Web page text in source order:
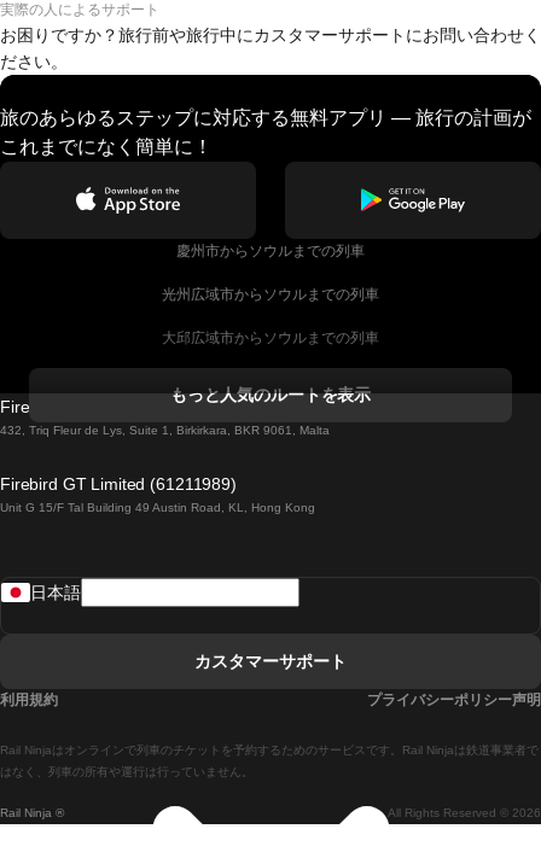
実際の人によるサポート
お困りですか？旅行前や旅行中にカスタマーサポートにお問い合わせく
ださい。
旅のあらゆるステップに対応する無料アプリ — 旅行の計画が
これまでになく簡単に！
慶州市からソウルまでの列車
光州広域市からソウルまでの列車
大邱広域市からソウルまでの列車
ダブリンからゴールウェイまでの列車
ローマからナポリまでの列車
マドリードからセビリアまでの列車
マドリードからアリカンテまでの列車
もっと人気のルートを表示
Firebird GT Limited (OC 1451)
432, Triq Fleur de Lys, Suite 1, Birkirkara, BKR 9061, Malta
Firebird GT Limited (61211989)
Unit G 15/F Tal Building 49 Austin Road, KL, Hong Kong
Rail Ninja ® All Rights Reserved © 2026
Rail Ninjaはオンラインで列車のチケットを予約するためのサービスです。Rail Ninjaは鉄道事業者で
はなく、列車の所有や運行は行っていません。
日本語
カスタマーサポート
利用規約 プライバシーポリシー声明